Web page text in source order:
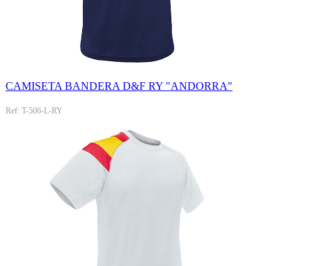
CAMISETA BANDERA D&F RY "ANDORRA"
Ref: T-506-L-RY